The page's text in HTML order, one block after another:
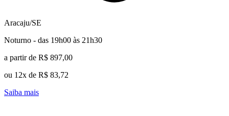
Aracaju/SE
Noturno - das 19h00 às 21h30
a partir de R$ 897,00
ou 12x de R$ 83,72
Saiba mais